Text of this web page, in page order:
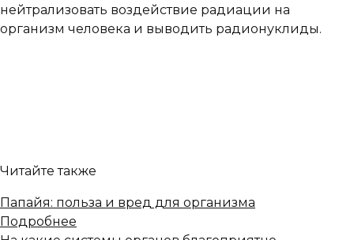
нейтрализовать воздействие радиации на
организм человека и выводить радионуклиды.
Читайте также
Папайя: польза и вред для организма
Подробнее